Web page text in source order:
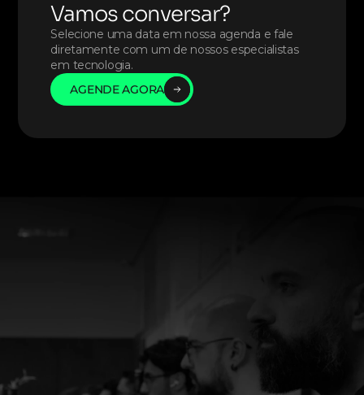
Vamos conversar?
Selecione uma data em nossa agenda e fale
diretamente com um de nossos especialistas
em tecnologia.
AGENDE AGORA
AGENDE AGORA
AGENDE AGORA